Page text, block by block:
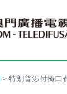
> 特朗普涉付掩口